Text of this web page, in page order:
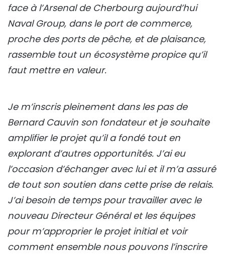
face à l’Arsenal de Cherbourg aujourd’hui
Naval Group, dans le port de commerce,
proche des ports de pêche, et de plaisance,
rassemble tout un écosystème propice qu’il
faut mettre en valeur.
Je m’inscris pleinement dans les pas de
Bernard Cauvin son fondateur et je souhaite
amplifier le projet qu’il a fondé tout en
explorant d’autres opportunités. J’ai eu
l’occasion d’échanger avec lui et il m’a assuré
de tout son soutien dans cette prise de relais.
J’ai besoin de temps pour travailler avec le
nouveau Directeur Général et les équipes
pour m’approprier le projet initial et voir
comment ensemble nous pouvons l’inscrire